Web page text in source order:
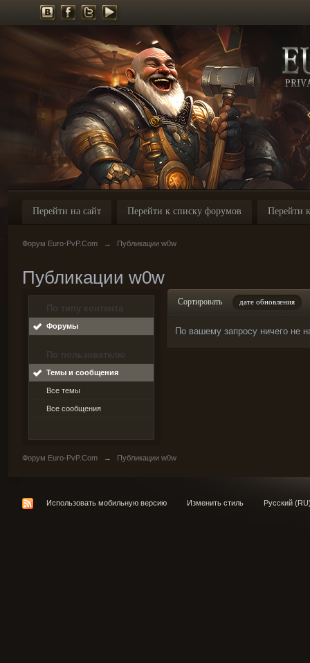
Перейти на сайт Перейти к списку форумов Перейти
Форум Euro-PvP.Com → Публикации w0w
Публикации w0w
По типу контента
Форумы
По пользователю
Темы и сообщения
Все темы
Все сообщения
Сортировать дате обновления
По вашему запросу ничего не
Форум Euro-PvP.Com → Публикации w0w
Использовать мобильную версию Изменить стиль Русский